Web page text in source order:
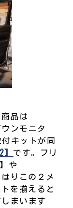
品は
ンモニタ
キットが同
です。フリ
や
りこの２メ
を揃えると
まいます